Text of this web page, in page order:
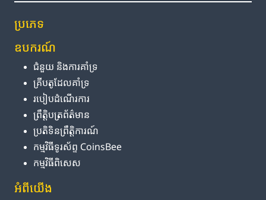
ប្រភេទ
ឧបករណ៍
ជំនួយ និង​ការ​គាំទ្រ
គ្រីបតូ​ដែល​គាំទ្រ
របៀប​ដំណើរការ
ព្រឹត្តិបត្រ​ព័ត៌មាន
ប្រតិទិន​ព្រឹត្តិការណ៍
កម្មវិធី​ទូរស័ព្ទ CoinsBee
កម្មវិធីពិសេស
អំពី​យើង